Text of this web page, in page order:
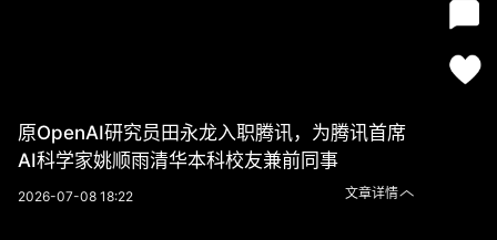
原OpenAI研究员田永龙入职腾讯，为腾讯首席
AI科学家姚顺雨清华本科校友兼前同事
2026-07-08 18:22 文章详情